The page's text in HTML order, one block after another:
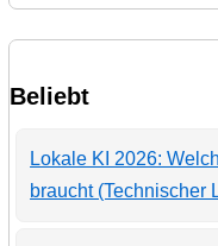
Beliebt
Lokale KI 2026:
braucht (Technischer